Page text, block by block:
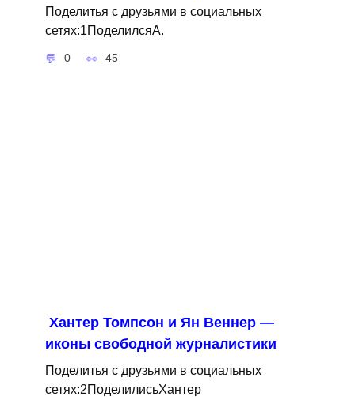
Поделитья с друзьями в социальных
сетях:1ПоделилсяA.
0 45
Хантер Томпсон и Ян Веннер —
иконы свободной журналистики
Поделитья с друзьями в социальных
сетях:2ПоделилисьХантер